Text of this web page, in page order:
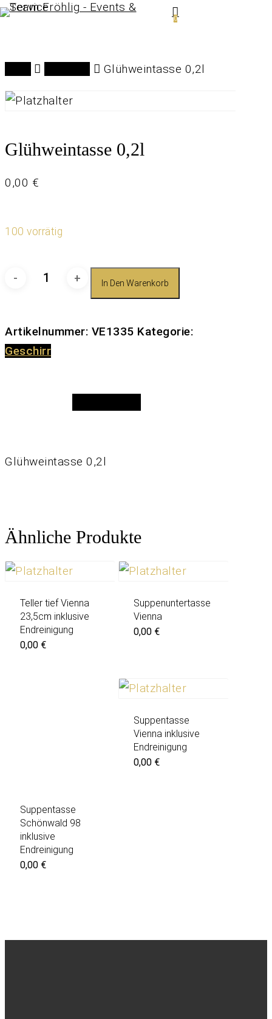
Skip
content
0
Glühweintasse 0,2l
Glühweintasse 0,2l
0,00 €
100 vorrätig
GlühweintasseIn Den Warenkorb
Artikelnummer: VE1335 Kategorie:
Geschirr
Glühweintasse 0,2l
Ähnliche Produkte
Teller tief Vienna
23,5cm inklusive
Endreinigung
0,00 €
Suppenuntertasse
Vienna
0,00 €
Suppentasse
Schönwald 98
inklusive
Endreinigung
0,00 €
Suppentasse
Vienna inklusive
Endreinigung
0,00 €